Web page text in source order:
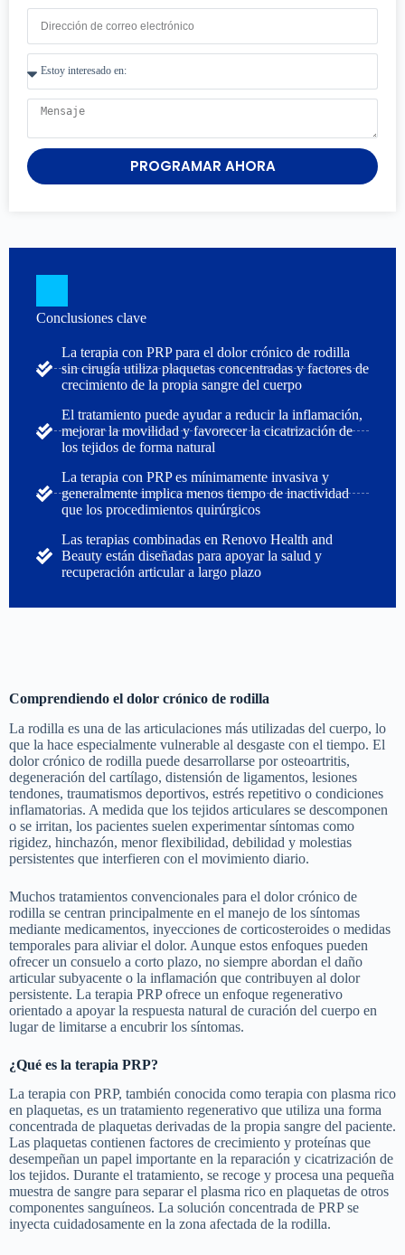
PROGRAMAR AHORA
Conclusiones clave
La terapia con PRP para el dolor crónico de rodilla
sin cirugía utiliza plaquetas concentradas y factores de
crecimiento de la propia sangre del cuerpo
El tratamiento puede ayudar a reducir la inflamación,
mejorar la movilidad y favorecer la cicatrización de
los tejidos de forma natural
La terapia con PRP es mínimamente invasiva y
generalmente implica menos tiempo de inactividad
que los procedimientos quirúrgicos
Las terapias combinadas en Renovo Health and
Beauty están diseñadas para apoyar la salud y
recuperación articular a largo plazo
Comprendiendo el dolor crónico de rodilla
La rodilla es una de las articulaciones más utilizadas del cuerpo, lo
que la hace especialmente vulnerable al desgaste con el tiempo. El
dolor crónico de rodilla puede desarrollarse por osteoartritis,
degeneración del cartílago, distensión de ligamentos, lesiones
tendones, traumatismos deportivos, estrés repetitivo o condiciones
inflamatorias. A medida que los tejidos articulares se descomponen
o se irritan, los pacientes suelen experimentar síntomas como
rigidez, hinchazón, menor flexibilidad, debilidad y molestias
persistentes que interfieren con el movimiento diario.
Muchos tratamientos convencionales para el dolor crónico de
rodilla se centran principalmente en el manejo de los síntomas
mediante medicamentos, inyecciones de corticosteroides o medidas
temporales para aliviar el dolor. Aunque estos enfoques pueden
ofrecer un consuelo a corto plazo, no siempre abordan el daño
articular subyacente o la inflamación que contribuyen al dolor
persistente. La terapia PRP ofrece un enfoque regenerativo
orientado a apoyar la respuesta natural de curación del cuerpo en
lugar de limitarse a encubrir los síntomas.
¿Qué es la terapia PRP?
La terapia con PRP, también conocida como terapia con plasma rico
en plaquetas, es un tratamiento regenerativo que utiliza una forma
concentrada de plaquetas derivadas de la propia sangre del paciente.
Las plaquetas contienen factores de crecimiento y proteínas que
desempeñan un papel importante en la reparación y cicatrización de
los tejidos. Durante el tratamiento, se recoge y procesa una pequeña
muestra de sangre para separar el plasma rico en plaquetas de otros
componentes sanguíneos. La solución concentrada de PRP se
inyecta cuidadosamente en la zona afectada de la rodilla.